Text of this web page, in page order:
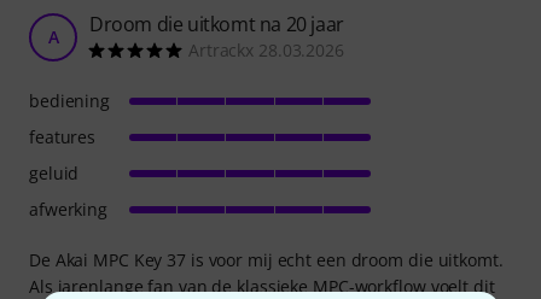
A Droom die uitkomt na 20 jaar
Artrackx 28.03.2026
De Akai MPC Key 37 is voor mij echt een droom die uitkomt.
Als jarenlange fan van de klassieke MPC-workflow voelt dit
bediening
features
geluid
afwerking